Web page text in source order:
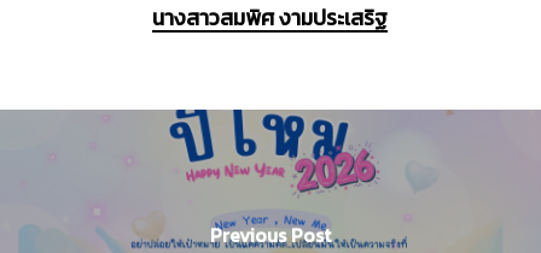
นางสาวสมพิศ งามประเสริฐ
Previous Post